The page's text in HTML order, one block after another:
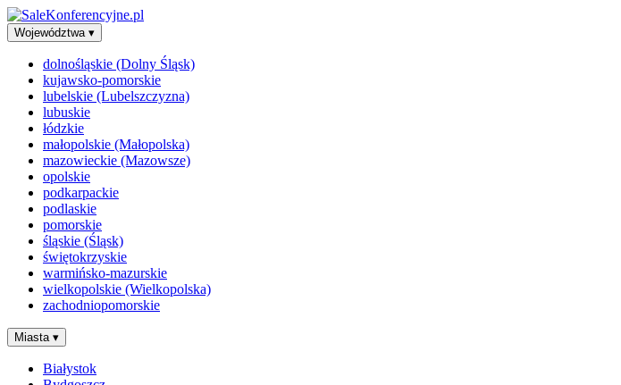
Województwa ▾
dolnośląskie (Dolny Śląsk)
kujawsko-pomorskie
lubelskie (Lubelszczyzna)
lubuskie
łódzkie
małopolskie (Małopolska)
mazowieckie (Mazowsze)
opolskie
podkarpackie
podlaskie
pomorskie
śląskie (Śląsk)
świętokrzyskie
warmińsko-mazurskie
wielkopolskie (Wielkopolska)
zachodniopomorskie
Miasta ▾
Białystok